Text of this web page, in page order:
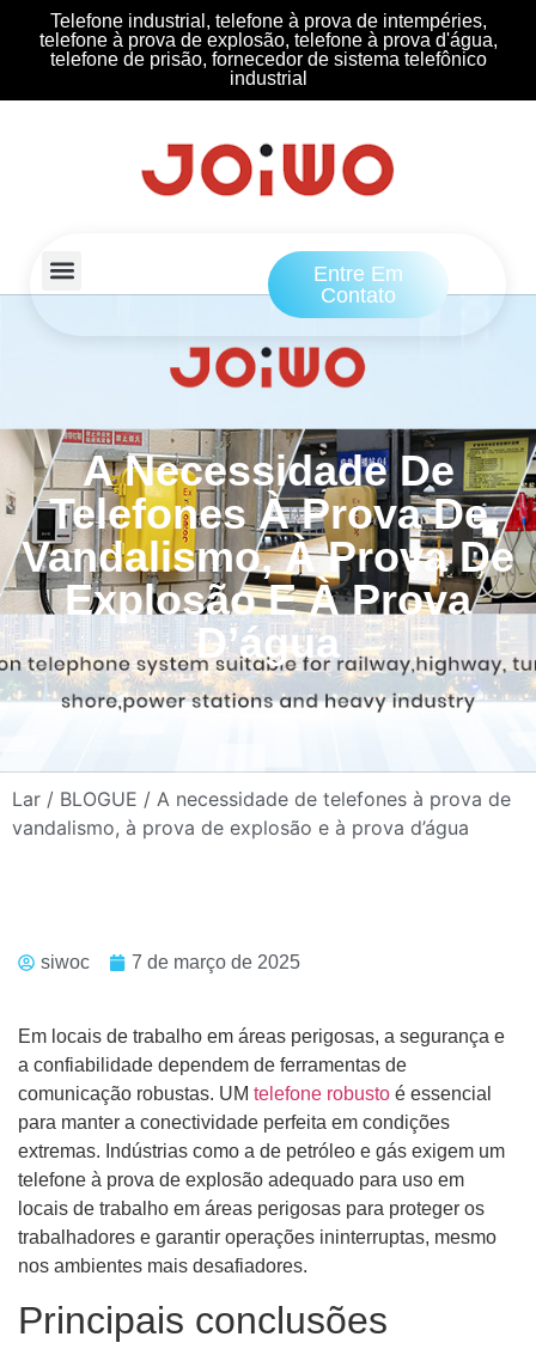
Telefone industrial, telefone à prova de intempéries,
telefone à prova de explosão, telefone à prova d'água,
telefone de prisão, fornecedor de sistema telefônico
industrial
Entre Em
Contato
A Necessidade De
Telefones À Prova De
Vandalismo, À Prova De
Explosão E À Prova
D’água
Lar / BLOGUE / A necessidade de telefones à prova de
vandalismo, à prova de explosão e à prova d’água
siwoc 7 de março de 2025
Em locais de trabalho em áreas perigosas, a segurança e
a confiabilidade dependem de ferramentas de
comunicação robustas. UM telefone robusto é essencial
para manter a conectividade perfeita em condições
extremas. Indústrias como a de petróleo e gás exigem um
telefone à prova de explosão adequado para uso em
locais de trabalho em áreas perigosas para proteger os
trabalhadores e garantir operações ininterruptas, mesmo
nos ambientes mais desafiadores.
Principais conclusões